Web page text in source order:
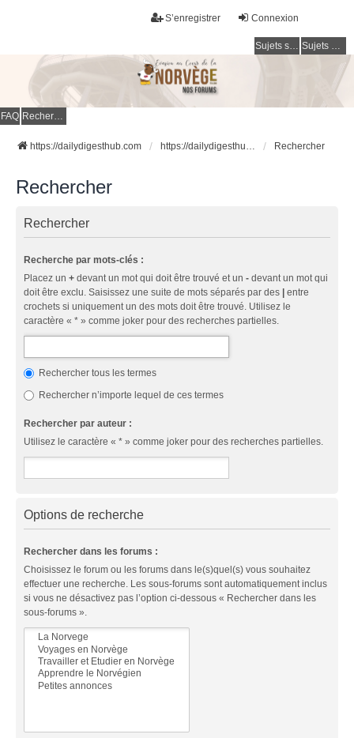
Connexion
S’enregistrer
Sujets sans réponse Sujets actifs
FAQ Rechercher
https://dailydigesthub.com https://dailydigesthub.com Rechercher
Rechercher
Rechercher
Recherche par mots-clés :
Placez un + devant un mot qui doit être trouvé et un - devant un mot qui
doit être exclu. Saisissez une suite de mots séparés par des
entre
crochets si uniquement un des mots doit être trouvé. Utilisez le
caractère « * » comme joker pour des recherches partielles.
Rechercher tous les termes
Rechercher n’importe lequel de ces termes
Rechercher par auteur :
Utilisez le caractère « * » comme joker pour des recherches partielles.
Options de recherche
Rechercher dans les forums :
Choisissez le forum ou les forums dans le(s)quel(s) vous souhaitez
effectuer une recherche. Les sous-forums sont automatiquement inclus
si vous ne désactivez pas l’option ci-dessous « Rechercher dans les
sous-forums ».